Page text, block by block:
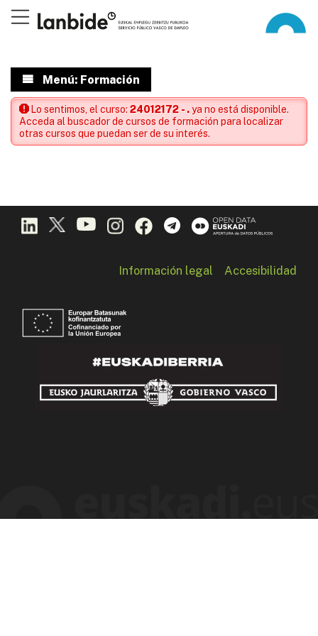
Menú: Formación
Lo sentimos, el curso:24012172 - .ya no está disponible.
Acceda al buscador de cursos de formación para localizar
otras cursos que puedan ser de su interés.
Información legal Accesibilidad